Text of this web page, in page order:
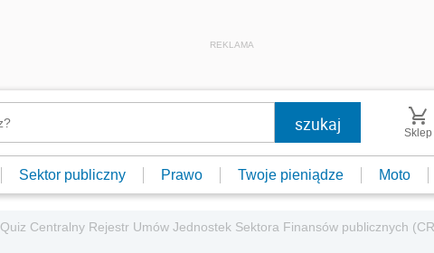
REKLAMA
Sklep
Sektor publiczny Prawo Twoje pieniądze Moto
Quiz Centralny Rejestr Umów Jednostek Sektora Finansów publicznych